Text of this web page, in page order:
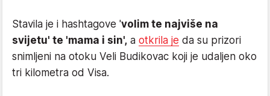
Stavila je i hashtagove 'volim te najviše na
svijetu' te 'mama i sin', a otkrila je da su prizori
snimljeni na otoku Veli Budikovac koji je udaljen oko
tri kilometra od Visa.